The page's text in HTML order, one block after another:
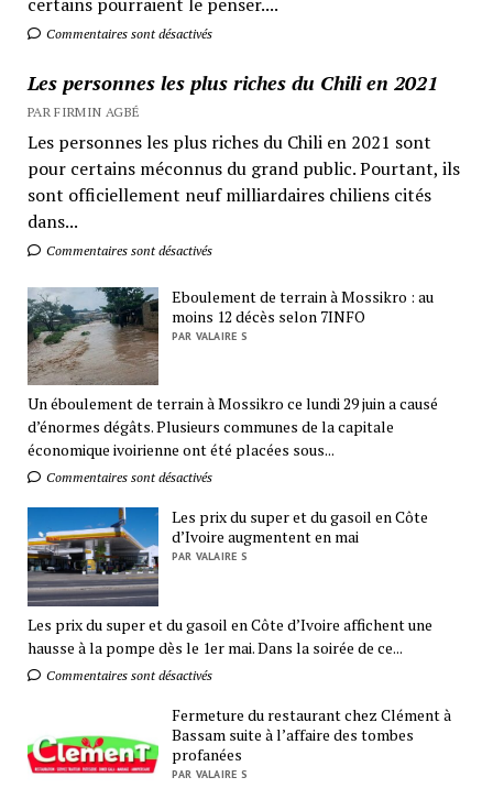
Commentaires sont désactivés
Les personnes les plus riches du Chili en 2021
PAR FIRMIN AGBÉ
Les personnes les plus riches du Chili en 2021 sont
pour certains méconnus du grand public. Pourtant, ils
sont officiellement neuf milliardaires chiliens cités
dans...
Commentaires sont désactivés
Eboulement de terrain à Mossikro : au
moins 12 décès selon 7INFO
PAR VALAIRE S
Un éboulement de terrain à Mossikro ce lundi 29 juin a causé
d’énormes dégâts. Plusieurs communes de la capitale
économique ivoirienne ont été placées sous...
Commentaires sont désactivés
Les prix du super et du gasoil en Côte
d’Ivoire augmentent en mai
PAR VALAIRE S
Les prix du super et du gasoil en Côte d’Ivoire affichent une
hausse à la pompe dès le 1er mai. Dans la soirée de ce...
Commentaires sont désactivés
Fermeture du restaurant chez Clément à
Bassam suite à l’affaire des tombes
profanées
PAR VALAIRE S